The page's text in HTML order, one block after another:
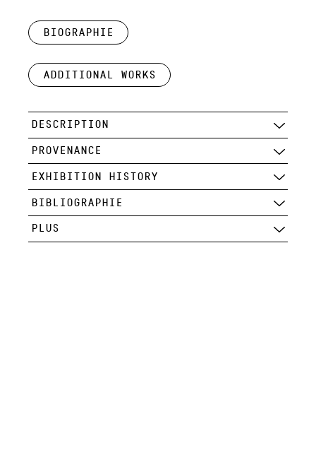
Biographie
Additional works
DESCRIPTION
PROVENANCE
EXHIBITION HISTORY
BIBLIOGRAPHIE
PLUS